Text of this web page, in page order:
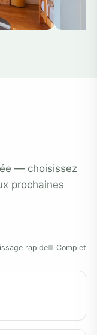
— choisissez
prochaines
rapide Complet